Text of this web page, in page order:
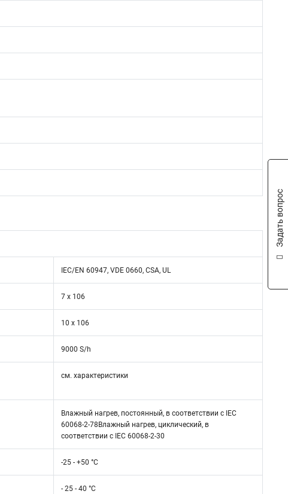
IEC/EN 60947, VDE 0660, CSA, UL
7 x 106
10 x 106
9000 S/h
см. характеристики
Влажный нагрев, постоянный, в соответствии с IEC
60068-2-78Влажный нагрев, циклический, в
соответствии с IEC 60068-2-30
-25 - +50 °C
- 25 - 40 °C
Задать вопрос